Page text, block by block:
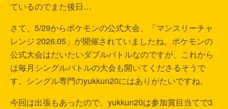
ているのでまた後日…
さて、5/29からポケモンの公式大会、「マンスリーチャ
レンジ 2026.05」が開催されていましたね。ポケモンの
公式大会はだいたいダブルバトルなのですが、これから
は毎月シングルバトルの大会も開いてくださるそうで
す。シングル専門のyukkun20にはありがたいですね。
今回は出張もあったので、yukkun20は参加賞目当てで3